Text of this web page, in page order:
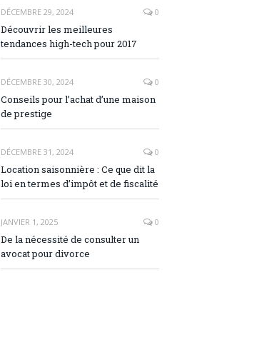
DÉCEMBRE 29, 2024 0
Découvrir les meilleures
tendances high-tech pour 2017
DÉCEMBRE 30, 2024 0
Conseils pour l’achat d’une maison
de prestige
DÉCEMBRE 31, 2024 0
Location saisonnière : Ce que dit la
loi en termes d’impôt et de fiscalité
JANVIER 1, 2025 0
De la nécessité de consulter un
avocat pour divorce